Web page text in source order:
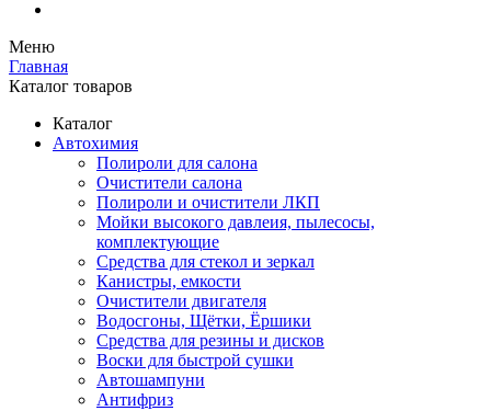
Меню
Главная
Каталог товаров
Каталог
Автохимия
Полироли для салона
Очистители салона
Полироли и очистители ЛКП
Мойки высокого давлеия, пылесосы,
комплектующие
Средства для стекол и зеркал
Канистры, емкости
Очистители двигателя
Водосгоны, Щётки, Ёршики
Средства для резины и дисков
Воски для быстрой сушки
Автошампуни
Антифриз